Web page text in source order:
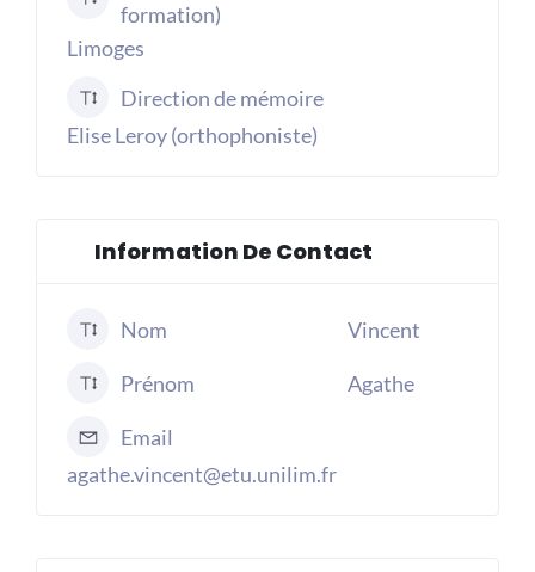
formation)
Limoges
Direction de mémoire
Elise Leroy (orthophoniste)
Information De Contact
Nom Vincent
Prénom Agathe
Email
agathe.vincent@etu.unilim.fr